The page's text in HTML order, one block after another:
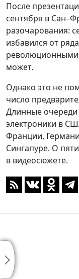
После
сентября в
разочарования:
избавился от
революционными
может.
Однако это не
число
Длинные очереди
электроники в
Франции,
Сингапуре. О
в видеосюжете.